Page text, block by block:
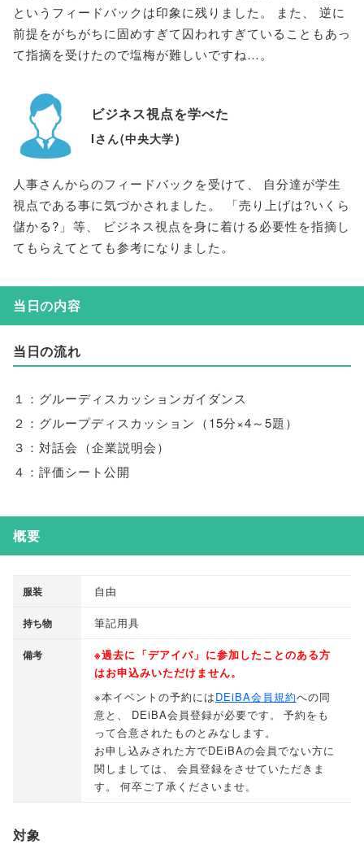
というフィードバックは印象に残りました 。 また
逆に
前提をがちがちに固めすぎて囚われすぎていることもあっ
て指摘を受けたので塩梅が難しいですね…。
ビジネス視点を学べた
Iさん(中央大学)
人事さんからのフィードバックを受けて 、
自分達が学生
視点である事に気づかされました。 「売り上げは?いくら
儲かる? 」 等、
ビジネス視点を身に着ける必要性を指摘し
てもらえてとても参考になりました。
当日の内容
当日の流れ
１：グルーディスカッションガイダンス
２：グループディスカッション （15分×4～5題 ）
３：対話会 （企業説明会）
４：評価シート公開
概要
服装 自由
持ち物 筆記用具
備考 ※過去に 「デアイバ 」 に参加したことのある方
はお申込みいただけません。
※本イベントの予約にはDEiBA会員規約への同
意と 、 DEiBA会員登録が必要です。
予約をも
って合意されたものとみなします。
お申し込みされた方でDEiBAの会員でない方に
関しましては、
会員登録をさせていただきま
す。 何卒ご了承くださいませ。
対象